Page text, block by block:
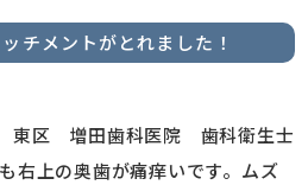
メントがとれました！
東区 増田歯科医院 歯科衛生士
右上の奥歯が痛痒いです。ムズ